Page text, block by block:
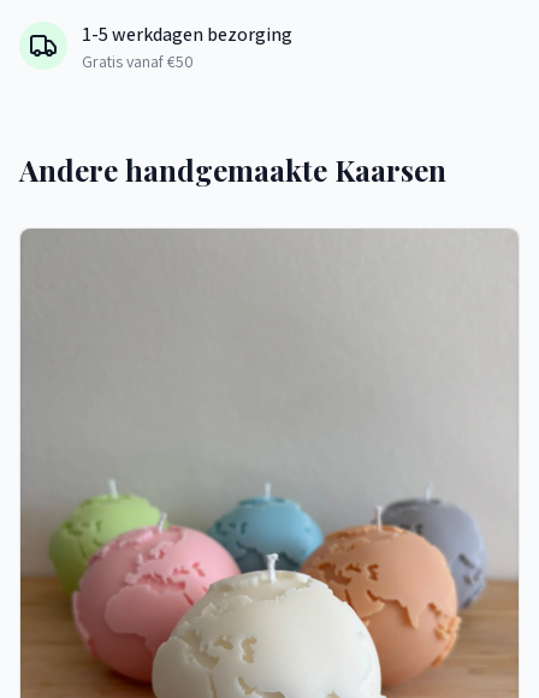
1-5 werkdagen bezorging
Gratis vanaf €50
Andere handgemaakte Kaarsen